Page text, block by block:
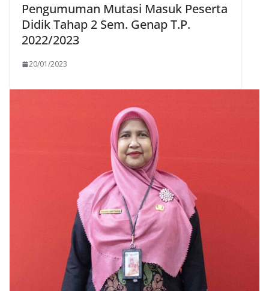
Pengumuman Mutasi Masuk Peserta
Didik Tahap 2 Sem. Genap T.P.
2022/2023
20/01/2023